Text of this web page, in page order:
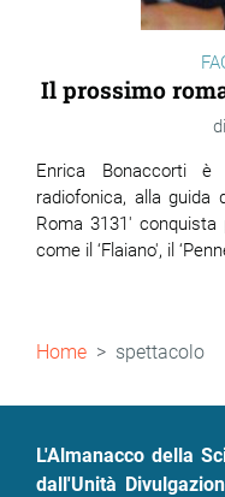
Il prossimo
Enrica Bonaccorti
radiofonica, alla guida
Roma 3131'
come il ‘Flaiano', il
Briciole
Home spettacolo
L'Almanacco della
dall'Unità